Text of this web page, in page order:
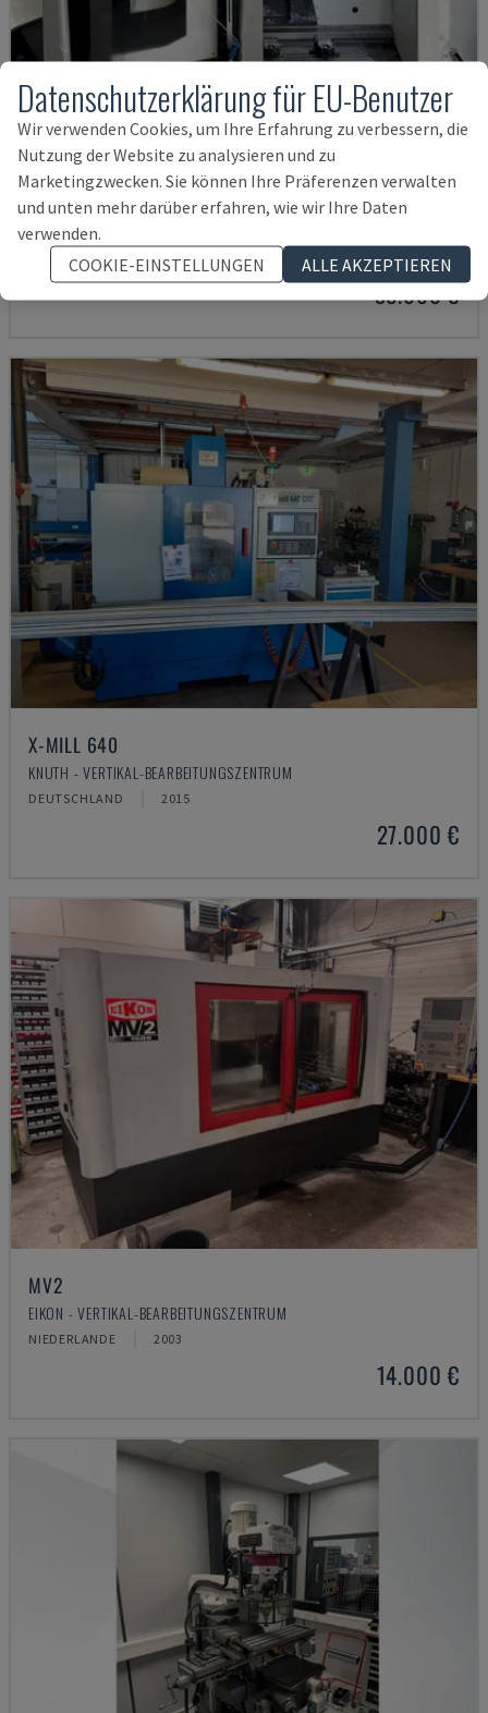
ECOMILL 800 V
DMG - VERTIKAL-BEARBEITUNGSZENTRUM
DEUTSCHLAND 2016 11.898 STD
38.000 €
X-MILL 640
KNUTH - VERTIKAL-BEARBEITUNGSZENTRUM
DEUTSCHLAND 2015
27.000 €
MV2
EIKON - VERTIKAL-BEARBEITUNGSZENTRUM
NIEDERLANDE 2003
14.000 €
Datenschutzerklärung für EU-Benutzer
Wir verwenden Cookies, um Ihre Erfahrung zu verbessern, die
Nutzung der Website zu analysieren und zu
Marketingzwecken. Sie können Ihre Präferenzen verwalten
und unten mehr darüber erfahren, wie wir Ihre Daten
verwenden.
COOKIE-EINSTELLUNGEN
ALLE AKZEPTIEREN